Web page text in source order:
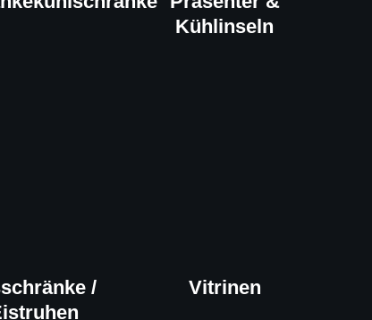
Kühlinseln
/
Vitrinen